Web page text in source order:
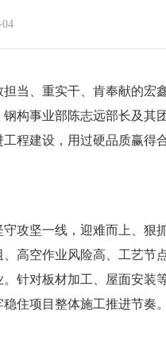
当、重实干、肯奉献的宏
构事业部陈志远部长及其
工程建设 ，用过硬品质赢得
攻坚一线，迎难而上、狠
高空作业风险高、工艺节
针对板材加工、屋面安装
住项目整体施工推进节奏。